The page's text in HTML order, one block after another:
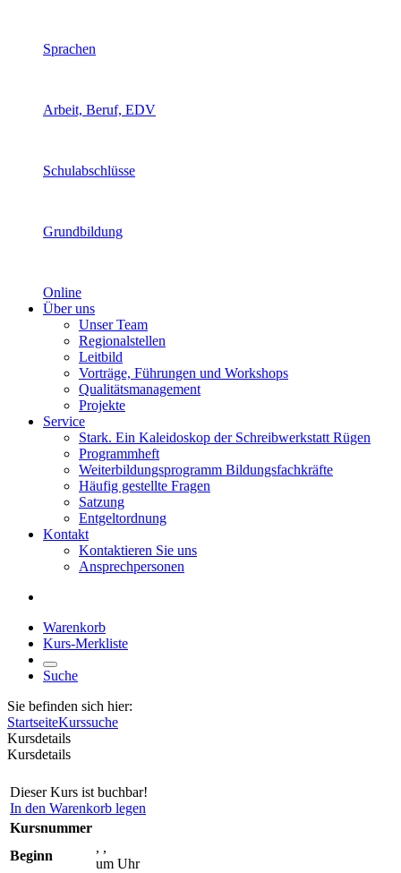
Sprachen
Arbeit, Beruf, EDV
Schulabschlüsse
Grundbildung
Online
Über uns
Unser Team
Regionalstellen
Leitbild
Vorträge, Führungen und Workshops
Qualitätsmanagement
Projekte
Service
Stark. Ein Kaleidoskop der Schreibwerkstatt Rügen
Programmheft
Weiterbildungsprogramm Bildungsfachkräfte
Häufig gestellte Fragen
Satzung
Entgeltordnung
Kontakt
Kontaktieren Sie uns
Ansprechpersonen
Warenkorb
Kurs-Merkliste
Suche
Sie befinden sich hier:
StartseiteKurssuche
Kursdetails
Kursdetails
Dieser Kurs ist buchbar!
In den Warenkorb legen
Kursnummer
Beginn
, ,
um Uhr